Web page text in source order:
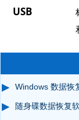
USB
Windows 数据恢
随身碟数据恢复